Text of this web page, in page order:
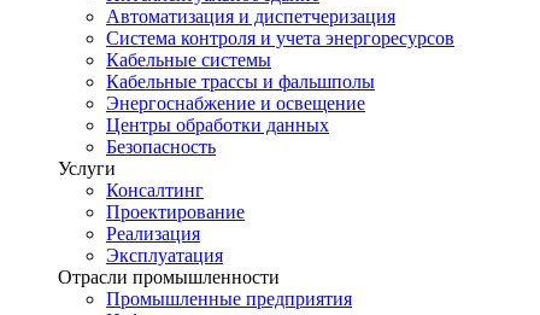
Автоматизация и диспетчеризация
Система контроля и учета энергоресурсов
Кабельные системы
Кабельные трассы и фальшполы
Энергоснабжение и освещение
Центры обработки данных
Безопасность
Услуги
Консалтинг
Проектирование
Реализация
Эксплуатация
Отрасли промышленности
Промышленные предприятия